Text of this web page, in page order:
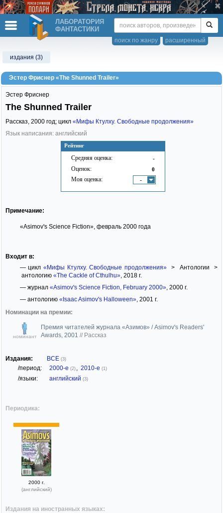
ЛАБОРАТОРИЯ
ФАНТАСТИКИ
расширенный
поиск по жанру
издания (3)
Эстер Фриснер «The Shunned Trailer»
Рейтинг
Средняя оценка: -
Оценок: 0
Моя оценка: -
Эстер Фриснер
The Shunned Trailer
Рассказ, 2000 год; цикл «Мифы Ктулху. Свободные продолжения»
Язык написания: английский
Примечание:
«Asimov's Science Fiction», февраль 2000 года
Входит в:
— цикл«Мифы Ктулху. Свободные продолжения» > Антологии >
антологию «The Cackle of Cthulhu», 2018 г.
— журнал «Asimov's Science Fiction, February 2000», 2000 г.
— антологию «Isaac Asimov's Halloween», 2001 г.
Номинации на премии:
номинант
Премия читателей журнала «Азимов» / Asimov's Readers'
Awards, 2001 // Рассказ
Издания: ВСЕ (3)
/период: 2000-е (2) 2010-е (1)
/языки: английский (3)
Периодика:
2000 г.
(английский)
Издания на иностранных языках: